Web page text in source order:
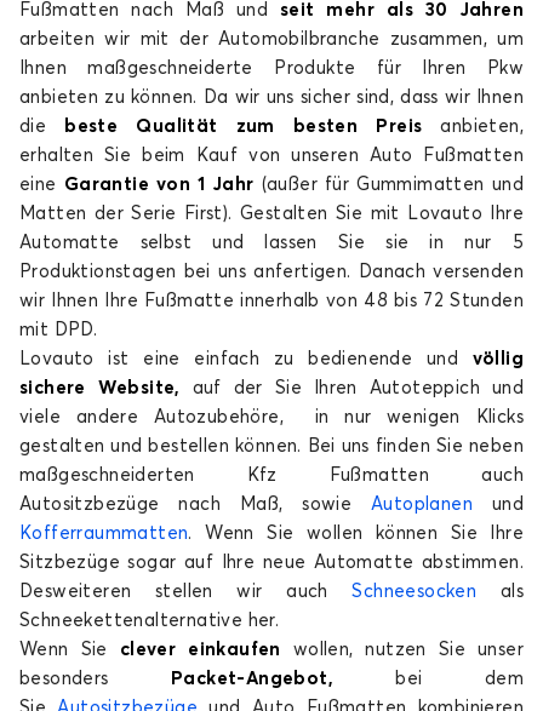
Fußmatten nach Maß und seit mehr als 30 Jahren
arbeiten wir mit der Automobilbranche zusammen, um
Ihnen maßgeschneiderte Produkte für Ihren Pkw
anbieten zu können. Da wir uns sicher sind, dass wir Ihnen
die
beste Qualität zum besten Preis anbieten,
erhalten Sie beim Kauf von unseren Auto Fußmatten
eine Garantie von 1 Jahr (außer für Gummimatten und
Matten der Serie First). Gestalten Sie mit Lovauto Ihre
Automatte selbst und lassen Sie sie in nur 5
Produktionstagen bei uns anfertigen. Danach versenden
wir Ihnen Ihre Fußmatte innerhalb von 48 bis 72 Stunden
mit DPD.
Lovauto ist eine einfach zu bedienende und völlig
sichere Website,
auf der Sie Ihren Autoteppich und
viele andere Autozubehöre, in nur wenigen Klicks
gestalten und bestellen können. Bei uns finden Sie neben
maßgeschneiderten Kfz Fußmatten auch
Autositzbezüge nach Maß, sowie Autoplanen und
Kofferraummatten. Wenn Sie wollen können Sie Ihre
Sitzbezüge sogar auf Ihre neue Automatte abstimmen.
Desweiteren stellen wir auchSchneesocken als
Schneekettenalternative her.
Wenn Sie
clever einkaufen
wollen, nutzen Sie unser
besonders
Packet-Angebot, bei dem